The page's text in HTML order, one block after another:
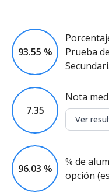
93.55 %
Prueba
7.35
Nota
Ver
96.03 %
% de
opción